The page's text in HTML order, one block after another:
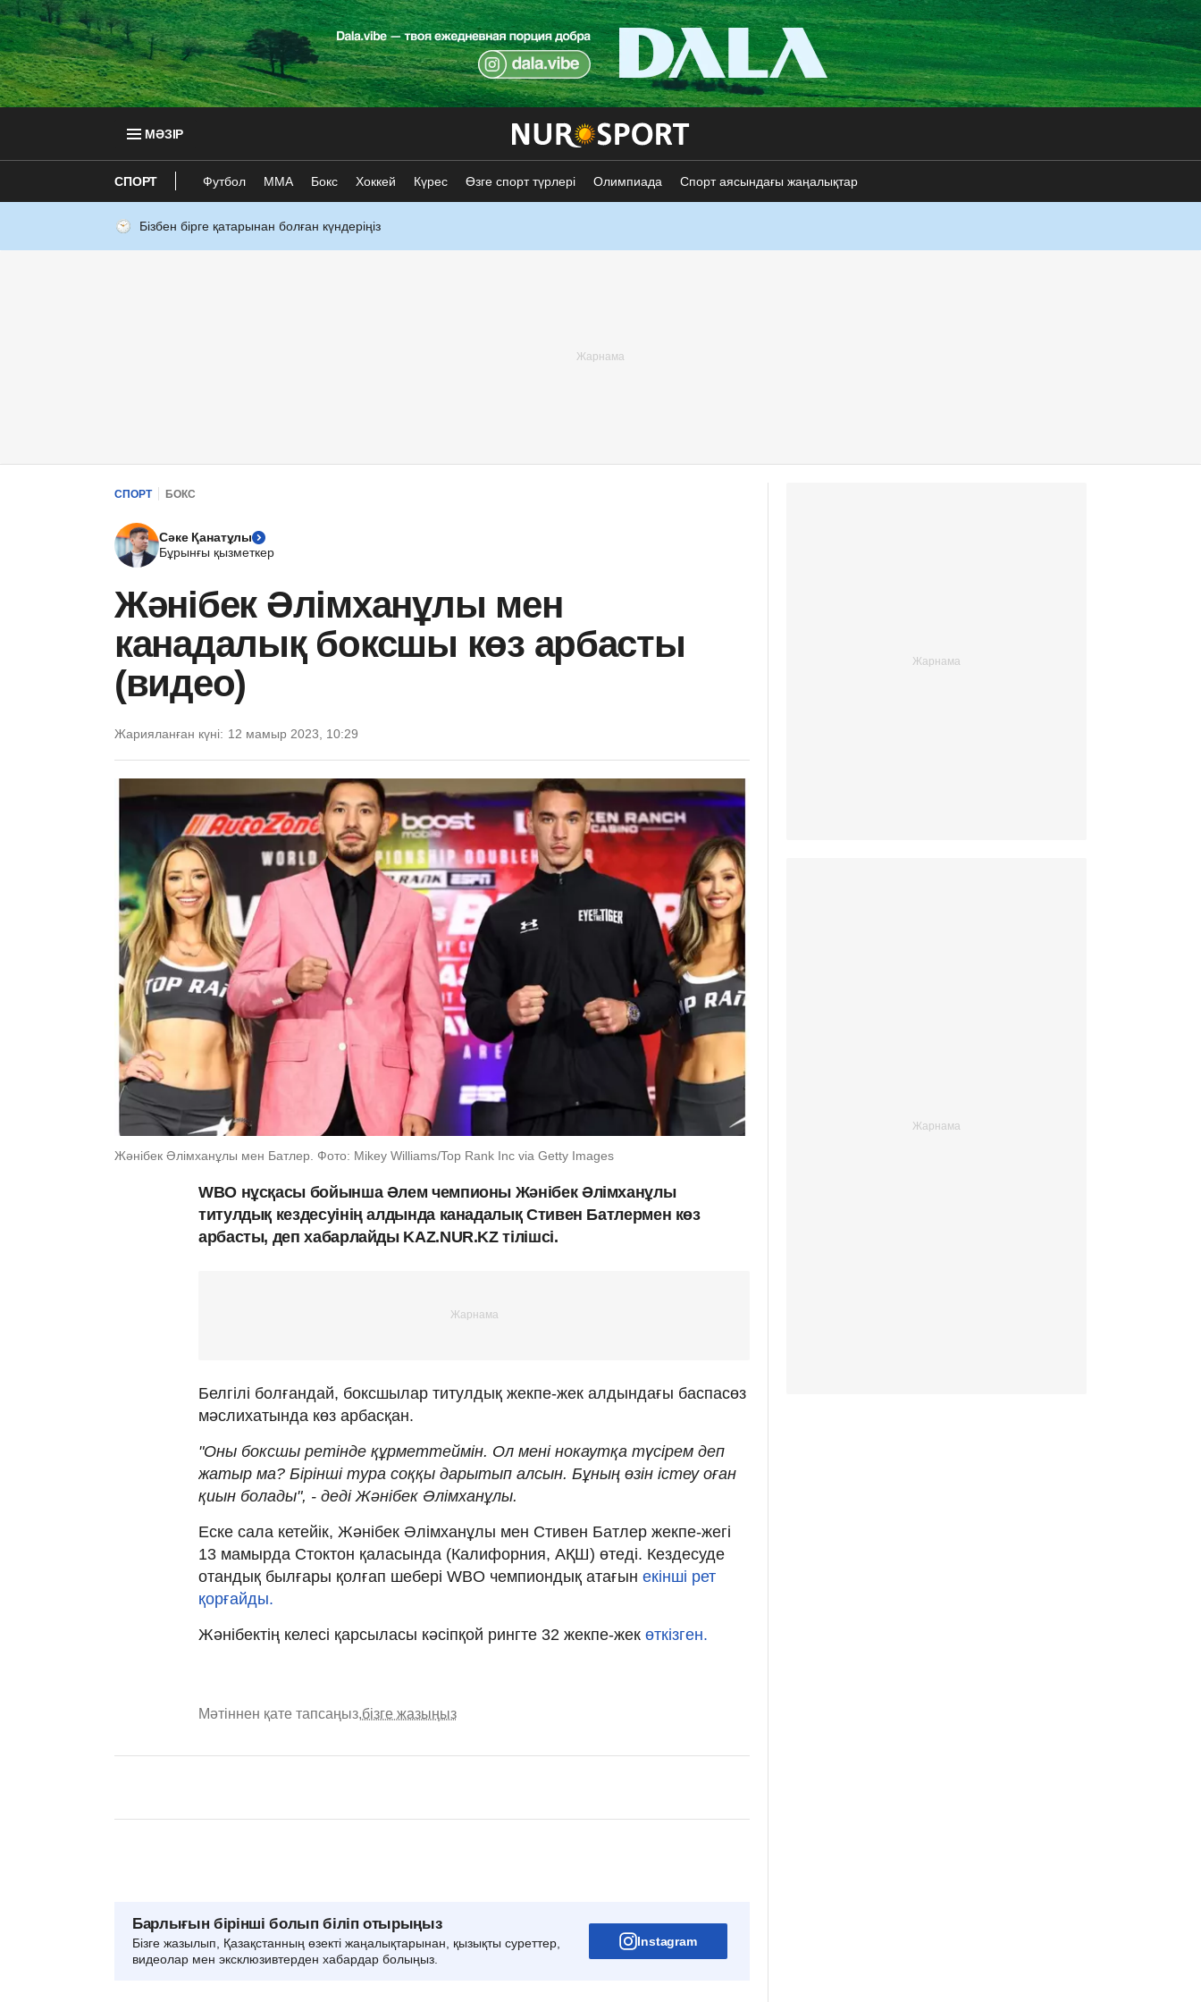
МӘЗІР
СПОРТ Футбол ММА Бокс Хоккей Күрес Өзге спорт түрлері Олимпиада Спорт аясындағы жаңалықтар
Бізбен бірге қатарынан болған күндеріңіз
СПОРТ БОКС
Сәке Қанатұлы
Бұрынғы қызметкер
Жәнібек Әлімханұлы мен
канадалық боксшы көз арбасты
(видео)
Жарияланған күні: 12 мамыр 2023, 10:29
Жәнібек Әлімханұлы мен Батлер. Фото: Mikey Williams/Top Rank Inc via Getty Images
WBO нұсқасы бойынша Әлем чемпионы Жәнібек Әлімханұлы
титулдық кездесуінің алдында канадалық Стивен Батлермен көз
арбасты, деп хабарлайды KAZ.NUR.KZ тілішсі.
Белгілі болғандай, боксшылар титулдық жекпе-жек алдындағы баспасөз
мәслихатында көз арбасқан.
"Оны боксшы ретінде құрметтеймін. Ол мені нокаутқа түсірем деп
жатыр ма? Бірінші тура соққы дарытып алсын. Бұның өзін істеу оған
қиын болады", - деді Жәнібек Әлімханұлы.
Еске сала кетейік, Жәнібек Әлімханұлы мен Стивен Батлер жекпе-жегі
13 мамырда Стоктон қаласында (Калифорния, АҚШ) өтеді. Кездесуде
отандық былғары қолғап шебері WBO чемпиондық атағын екінші рет
қорғайды.
Жәнібектің келесі қарсыласы кәсіпқой рингте 32 жекпе-жек өткізген.
Мәтіннен қате тапсаңыз,бізге жазыңыз
Барлығын бірінші болып біліп отырыңыз
Бізге жазылып, Қазақстанның өзекті жаңалықтарынан, қызықты суреттер,
видеолар мен эксклюзивтерден хабардар болыңыз.
Instagram